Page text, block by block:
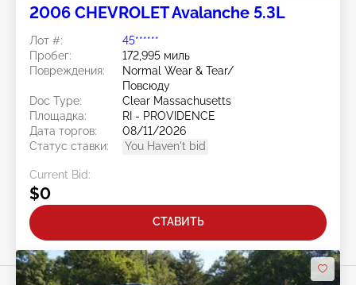
2006 CHEVROLET Avalanche 5.3L
Лот #:
45******
Пробег:
172,995 миль
Повреждения:
Normal Wear & Tear/
Повсюду
Doc Type:
Clear Massachusetts
Площадка:
RI - PROVIDENCE
Дата торгов:
08/11/2026
Статус ставки:
You Haven't bid
Current Bid:
$0
СТАВИТЬ